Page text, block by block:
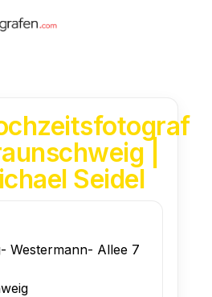
|
Seidel
Westermann- Allee 7